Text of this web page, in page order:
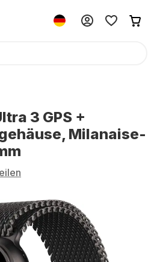
3 GPS +
Milanaise-